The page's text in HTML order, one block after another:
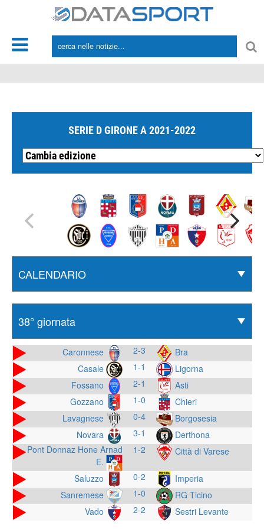
SERIE D GIRONE A 2021-2022
Caronnese 2-3
Bra
Casale
1-1
Ligorna
Fossano
2-1
Asti
Gozzano
1-0
Chieri
Lavagnese
0-4
Borgosesia
Novara
3-1
Derthona
Pont Donnaz Hone Arnad
E.
1-2 Città di Varese
Saluzzo 0-2
Imperia
Sanremese
1-0
RG Ticino
Vado
2-2 Sestri Levante